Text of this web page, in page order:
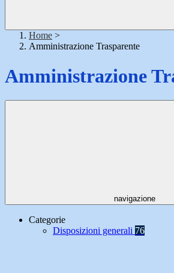
Home >
Amministrazione Trasparente
Amministrazione
navigazione
Categorie
Disposizioni generali 76